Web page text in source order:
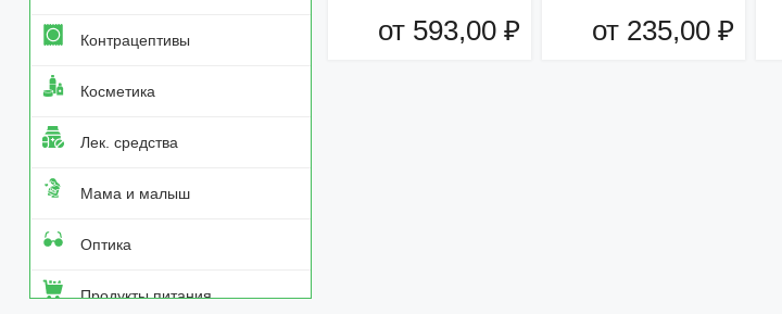
Контрацептивы
Косметика
Лек. средства
Мама и малыш
Оптика
Продукты питания
от 593,00 ₽ от 235,00 ₽